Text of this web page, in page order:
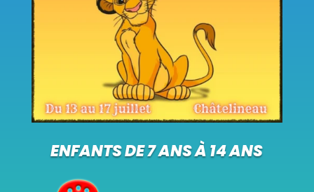
ENFANTS DE 7 ANS À 14 ANS